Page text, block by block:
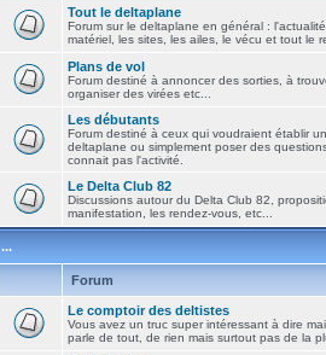
Tout le deltaplane
Forum sur le deltaplane en général :
matériel, les sites, les ailes, le vécu et tout le
Plans de vol
Forum destiné à annoncer des sorties, à
organiser des virées etc...
Les débutants
Forum destiné à ceux qui voudraient établir
deltaplane ou simplement poser des
connait pas l'activité.
Le Delta Club 82
Discussions autour du Delta Club 82,
manifestation, les rendez-vous, etc...
...
Forum
Le comptoir des deltistes
Vous avez un truc super intéressant à dire
parle de tout, de rien mais surtout pas de la